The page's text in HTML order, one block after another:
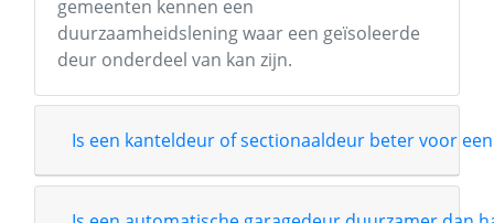
gemeenten kennen een
duurzaamheidslening waar een geïsoleerde
deur onderdeel van kan zijn.
Is een kanteldeur of sectionaaldeur beter voor